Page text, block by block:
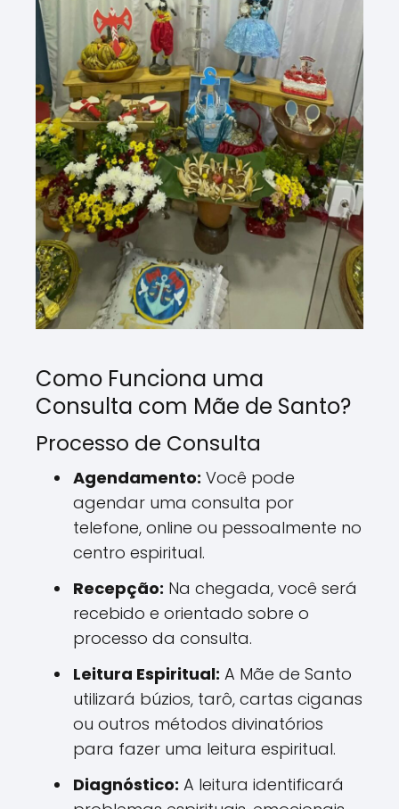
Como Funciona uma
Consulta com Mãe de Santo?
Processo de Consulta
Agendamento: Você pode
agendar uma consulta por
telefone, online ou pessoalmente no
centro espiritual.
Recepção: Na chegada, você será
recebido e orientado sobre o
processo da consulta.
Leitura Espiritual: A Mãe de Santo
utilizará búzios, tarô, cartas ciganas
ou outros métodos divinatórios
para fazer uma leitura espiritual.
Diagnóstico: A leitura identificará